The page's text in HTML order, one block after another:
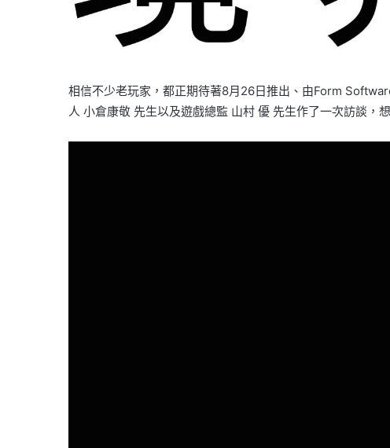
相信不少老玩家，都正期待著8月26日推出、由Form
人 小倉康敬 先生以及遊戲總監 山村 優 先生作了一次訪談，